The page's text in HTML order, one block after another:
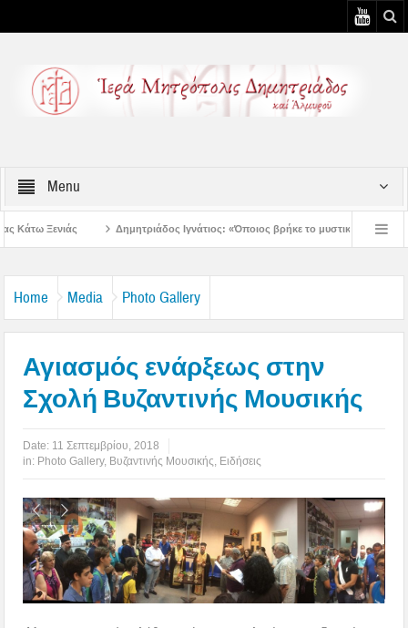
Menu
Ιγνάτιος: «Όποιος βρήκε το μυστικό της συγχώρεσης, βρήκε την
Home Media Photo Gallery
Αγιασμός ενάρξεως στην
Σχολή Βυζαντινής Μουσικής
Date: 11 Σεπτεμβρίου, 2018
in: Photo Gallery, Βυζαντινής Μουσικής Ειδήσεις